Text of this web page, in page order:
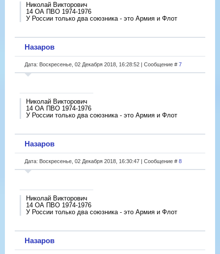
Николай Викторович
14 ОА ПВО 1974-1976
У России только два союзника - это Армия и Флот
Назаров
Дата: Воскресенье, 02 Декабря 2018, 16:28:52 | Сообщение # 7
Николай Викторович
14 ОА ПВО 1974-1976
У России только два союзника - это Армия и Флот
Назаров
Дата: Воскресенье, 02 Декабря 2018, 16:30:47 | Сообщение # 8
Николай Викторович
14 ОА ПВО 1974-1976
У России только два союзника - это Армия и Флот
Назаров